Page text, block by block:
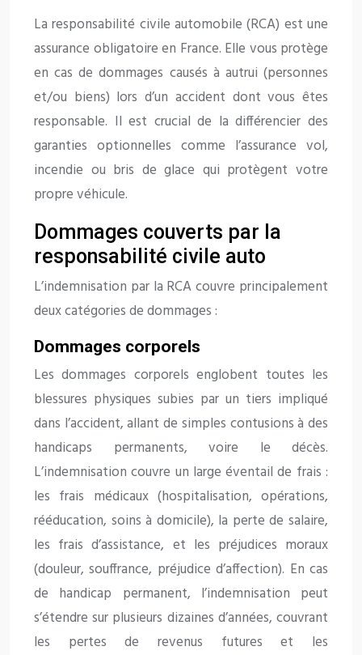
La responsabilité civile automobile (RCA) est une
assurance obligatoire en France. Elle vous protège
en cas de dommages causés à autrui (personnes
et/ou biens) lors d’un accident dont vous êtes
responsable. Il est crucial de la différencier des
garanties optionnelles comme l’assurance vol,
incendie ou bris de glace qui protègent votre
propre véhicule.
Dommages couverts par la
responsabilité civile auto
L’indemnisation par la RCA couvre principalement
deux catégories de dommages :
Dommages corporels
Les dommages corporels englobent toutes les
blessures physiques subies par un tiers impliqué
dans l’accident, allant de simples contusions à des
handicaps permanents, voire le décès.
L’indemnisation couvre un large éventail de frais :
les frais médicaux (hospitalisation, opérations,
rééducation, soins à domicile), la perte de salaire,
les frais d’assistance, et les préjudices moraux
(douleur, souffrance, préjudice d’affection). En cas
de handicap permanent, l’indemnisation peut
s’étendre sur plusieurs dizaines d’années, couvrant
les pertes de revenus futures et les